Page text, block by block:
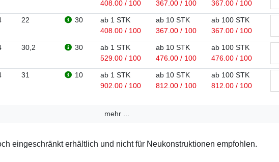
408.00 / 100
367.00 / 100
367.00 / 100
22 30
ab 1 STK
408.00 / 100
ab 10 STK
367.00 / 100
ab 100 STK
367.00 / 100
30,2 30
ab 1 STK
529.00 / 100
ab 10 STK
476.00 / 100
ab 100 STK
476.00 / 100
31 10
ab 1 STK
902.00 / 100
ab 10 STK
812.00 / 100
ab 100 STK
812.00 / 100
mehr ...
eingeschränkt erhältlich und nicht für Neukonstruktionen empfohlen.